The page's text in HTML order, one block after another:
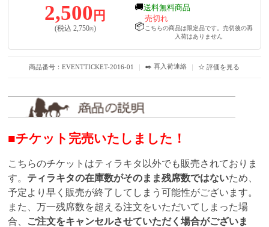
2,500 円
(税込 2,750円)
🚚送料無料商品
📦
売切れ
こちらの商品は限定品です。売切後の再
入荷はありません
商品番号：EVENTTICKET-2016-01 ｜ ✒️ 再入荷連絡 ｜ ☆ 評価を見る
■チケット完売いたしました！
こちらのチケットはティラキタ以外でも販売されておりま
す。 ティラキタの在庫数がそのまま残席数ではないため、
予定より早く販売が終了してしまう可能性がございます。
また、万一残席数を超える注文をいただいてしまった場
合、 ご注文をキャンセルさせていただく場合がございま